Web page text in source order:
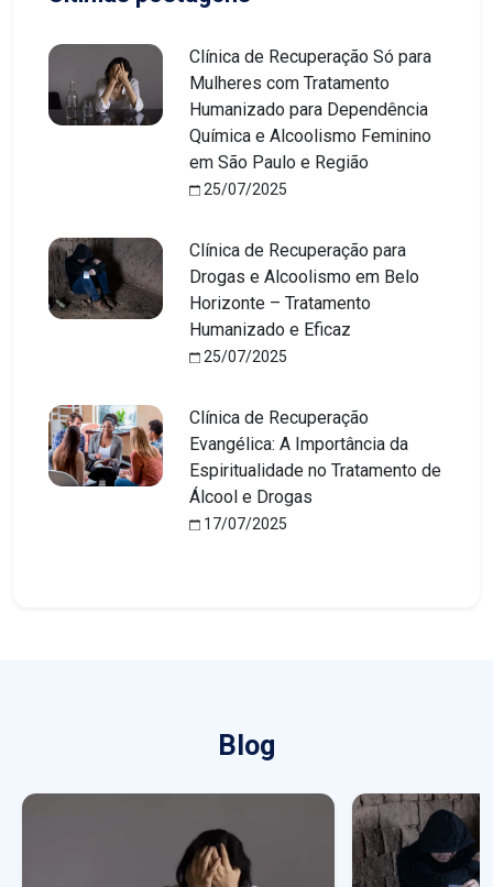
Clínica de Recuperação Só para
Mulheres com Tratamento
Humanizado para Dependência
Química e Alcoolismo Feminino
em São Paulo e Região
25/07/2025
Clínica de Recuperação para
Drogas e Alcoolismo em Belo
Horizonte – Tratamento
Humanizado e Eficaz
25/07/2025
Clínica de Recuperação
Evangélica: A Importância da
Espiritualidade no Tratamento de
Álcool e Drogas
17/07/2025
Blog